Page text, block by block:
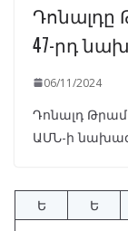
Դոնալդը
47-րդ
06/11/2024
Դոնալդ
ԱՄՆ-ի
Ե
Ե